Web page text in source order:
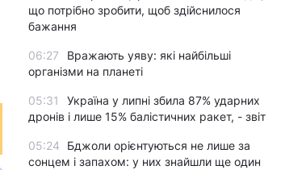
що потрібно зробити, щоб здійснилося
бажання
06:27
Вражають уяву: які найбільші
організми на планеті
05:31
Україна у липні збила 87% ударних
дронів і лише 15% балістичних ракет, - звіт
05:24
Бджоли орієнтуються не лише за
сонцем і запахом: у них знайшли ще один